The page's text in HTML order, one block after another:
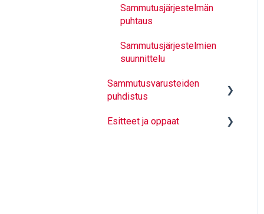
PFAS Sammuttimet
sammutin?
Sammutusjärjestelmän
puhtaus
Sammutusjärjestelmien
suunnittelu
Sammutusvarusteiden
puhdistus
Yleistä puhdistuksesta
Esitteet ja oppaat